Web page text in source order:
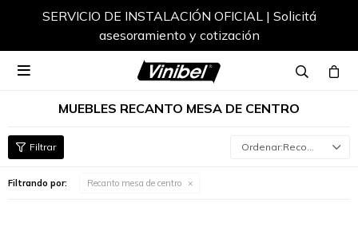
SERVICIO DE INSTALACIÓN OFICIAL | Solicitá
asesoramiento y cotización

MUEBLES RECANTO MESA DE CENTRO
Recomendados
Filtrando por: Recanto mesa de centro